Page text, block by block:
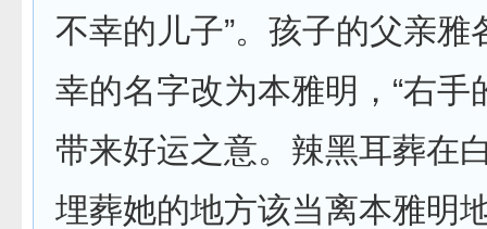
不幸的儿子”。孩子的父亲雅
幸的名字改为本雅明，“右手
带来好运之意。辣黑耳葬在
埋葬她的地方该当离本雅明